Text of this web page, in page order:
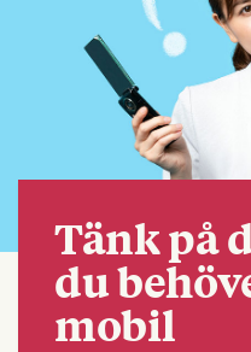
Tänk på
du
mobil